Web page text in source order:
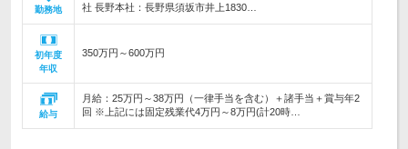
勤務地
社 長野本社：長野県須坂市井上1830…
初年度
年収
350万円～600万円
給与
月給：25万円～38万円（一律手当を含む）＋諸手当＋賞与年2
回 ※上記には固定残業代4万円～8万円(計20時…